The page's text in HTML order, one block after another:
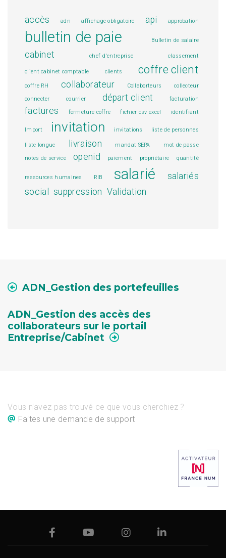
accès adn affichage obligatoire api approbation
bulletin de paie Bulletin de salaire
cabinet chef d'entreprise classement
client cabinet comptable clients coffre client
coffre RH collaborateur Collaborteurs
collecteur
connecter
courrier départ client facturation
factures fermeture coffre fichier csv excel identifiant
Import invitation invitations liste de personnes
liste longue livraison mandat SEPA
mot de passe
notes de service
openid paiement propriétaire quantité
ressources humaines RIB salarié
salariés
social
suppression Validation
ADN_Gestion des portefeuilles
ADN_Gestion des accès des
collaborateurs sur le portail
Entreprise/Cabinet
Vous n'avez pas trouvé ce que vous cherchiez ?
Faites une demande de support